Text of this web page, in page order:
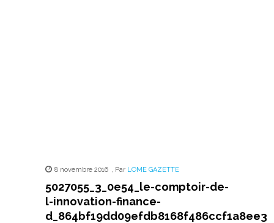
8 novembre 2016 , Par LOME GAZETTE
5027055_3_0e54_le-comptoir-de-
l-innovation-finance-
d_864bf19dd09efdb8168f486ccf1a8ee3